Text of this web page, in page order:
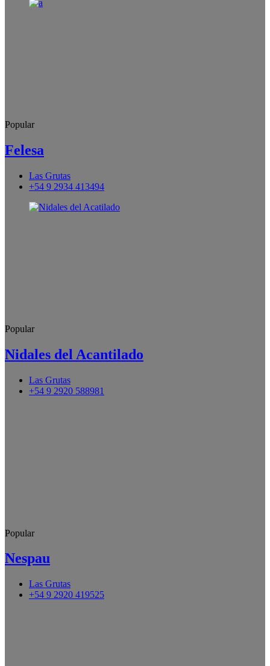
Popular
Felesa
Las Grutas
+54 9 2934 413494
Popular
Nidales del Acantilado
Las Grutas
+54 9 2920 588981
Popular
Nespau
Las Grutas
+54 9 2920 419525